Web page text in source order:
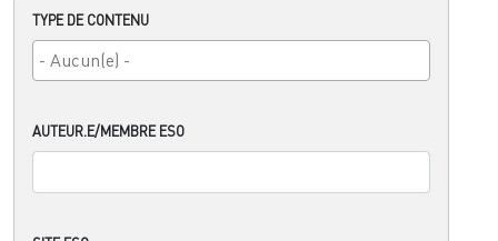
TYPE DE CONTENU
AUTEUR.E/MEMBRE ESO